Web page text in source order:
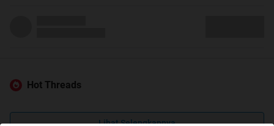
Hot Threads
Lihat Selengkapnya